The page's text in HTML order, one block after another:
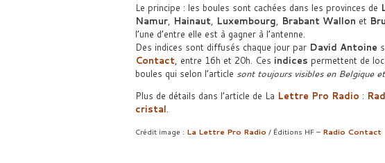
Le principe : les boules sont cachées dans les provinces de
Namur, Hainaut, Luxembourg, Brabant Wallon et
l’une d’entre elle est à gagner à l’antenne.
Des indices sont diffusés chaque jour par David Antoine
Contact, entre 16h et 20h. Ces indices permettent de
boules qui selon l’article sont toujours visibles en Belgique
Plus de détails dans l’article de La Lettre Pro Radio :
cristal.
Crédit image : La Lettre Pro Radio / Éditions HF – Radio Contact